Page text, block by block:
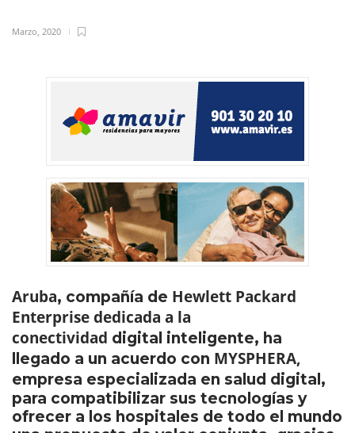
Marzo, 2020
Aruba, compañía de Hewlett Packard
Enterprise dedicada a la
conectividad digital inteligente, ha
llegado a un acuerdo con MYSPHERA,
empresa especializada en salud digital,
para compatibilizar sus tecnologías y
ofrecer a los hospitales de todo el mundo